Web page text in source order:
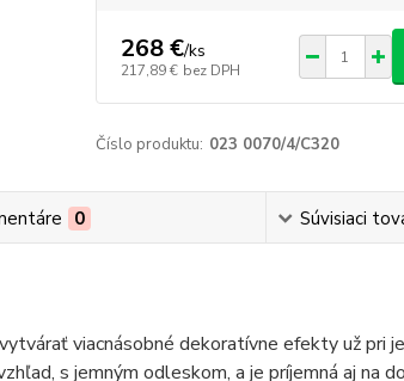
268 €/ks
217,89 € bez DPH
Číslo produktu: 023 0070/4/C320
0 Súvisiaci
viacnásobné dekoratívne efekty už pri
s jemným odleskom, a je príjemná aj na